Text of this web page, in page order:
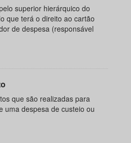
superior hierárquico do
que terá o direito ao cartão
de despesa (responsável
que são realizadas para
uma despesa de custeio ou